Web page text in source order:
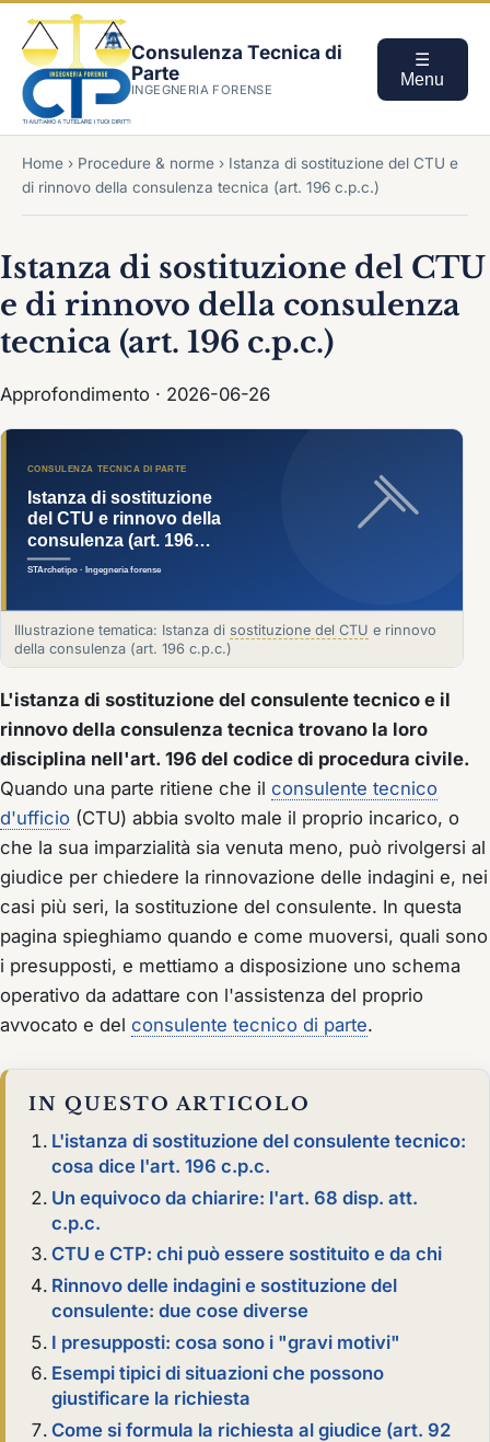
Consulenza Tecnica di
Parte
INGEGNERIA FORENSE
☰
Menu
Home › Procedure & norme › Istanza di sostituzione del CTU e
di rinnovo della consulenza tecnica (art. 196 c.p.c.)
Istanza di sostituzione del CTU
e di rinnovo della consulenza
tecnica (art. 196 c.p.c.)
Approfondimento · 2026-06-26
Illustrazione tematica: Istanza di sostituzione del CTU e rinnovo
della consulenza (art. 196 c.p.c.)
L'istanza di sostituzione del consulente tecnico e il
rinnovo della consulenza tecnica trovano la loro
disciplina nell'art. 196 del codice di procedura civile.
Quando una parte ritiene che il consulente tecnico
d'ufficio (CTU) abbia svolto male il proprio incarico, o
che la sua imparzialità sia venuta meno, può rivolgersi al
giudice per chiedere la rinnovazione delle indagini e, nei
casi più seri, la sostituzione del consulente. In questa
pagina spieghiamo quando e come muoversi, quali sono
i presupposti, e mettiamo a disposizione uno schema
operativo da adattare con l'assistenza del proprio
avvocato e del consulente tecnico di parte.
IN QUESTO ARTICOLO
L'istanza di sostituzione del consulente tecnico:
cosa dice l'art. 196 c.p.c.
Un equivoco da chiarire: l'art. 68 disp. att.
c.p.c.
CTU e CTP: chi può essere sostituito e da chi
Rinnovo delle indagini e sostituzione del
consulente: due cose diverse
I presupposti: cosa sono i "gravi motivi"
Esempi tipici di situazioni che possono
giustificare la richiesta
Come si formula la richiesta al giudice (art. 92